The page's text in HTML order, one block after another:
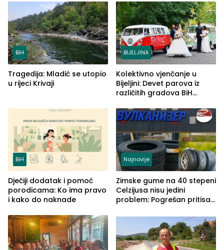
BiH
Tragedija: Mladić se utopio
u rijeci Krivaji
BIJELJINA
Kolektivno vjenčanje u
Bijeljini: Devet parova iz
različitih gradova BiH
BiH
Dječiji dodatak i pomoć
porodicama: Ko ima pravo
i kako do naknade
Najnovije
Zimske gume na 40 stepeni
Celzijusa nisu jedini
problem: Pogrešan pritisak